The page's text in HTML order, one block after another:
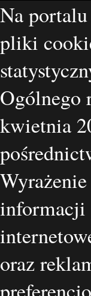
Na
pliki
Ogólnego
kwietnia
informacji
oraz